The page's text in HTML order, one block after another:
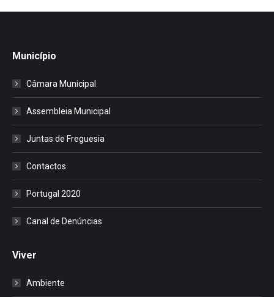
Município
Câmara Municipal
Assembleia Municipal
Juntas de Freguesia
Contactos
Portugal 2020
Canal de Denúncias
Viver
Ambiente